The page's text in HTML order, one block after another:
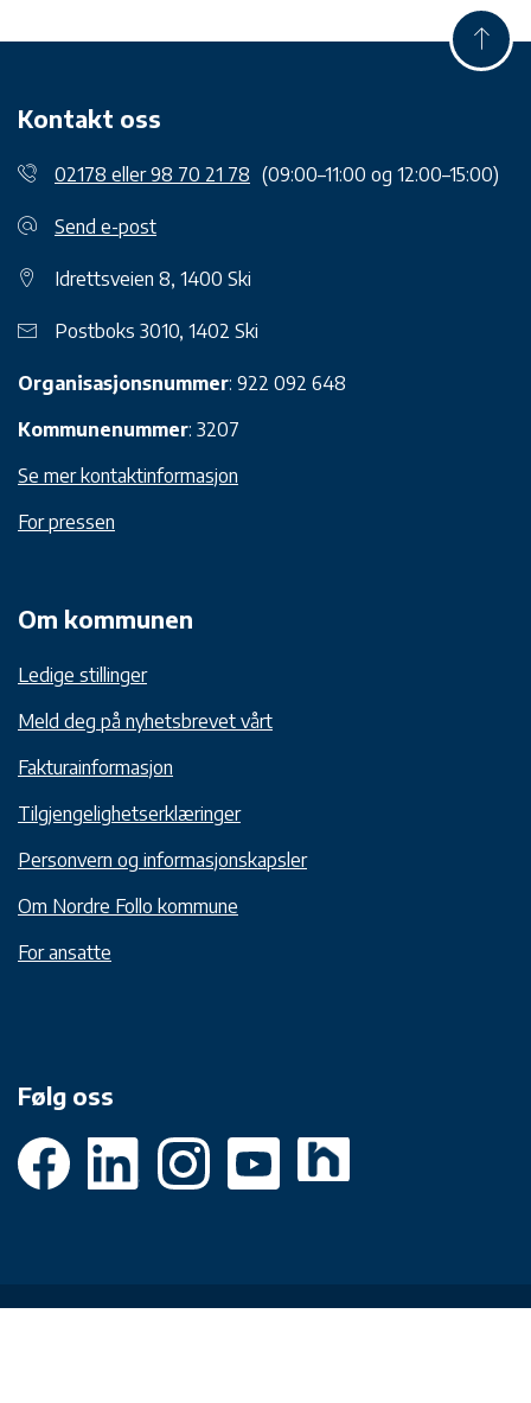
Kontakt oss
02178 eller 98 70 21 78 (09:00–11:00 og 12:00–15:00)
Send e-post
Idrettsveien 8, 1400 Ski
Postboks 3010, 1402 Ski
Organisasjonsnummer: 922 092 648
Kommunenummer: 3207
Se mer kontaktinformasjon
For pressen
Om kommunen
Ledige stillinger
Meld deg på nyhetsbrevet vårt
Fakturainformasjon
Tilgjengelighetserklæringer
Personvern og informasjonskapsler
Om Nordre Follo kommune
For ansatte
Følg oss